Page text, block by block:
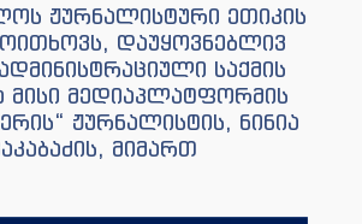
ჟურნალისტური ეთიკის
დაუყოვნებლივ
საქმის
მისი მედიაპლატფორმის
ჟურნალისტის, ნინია
მიმართ